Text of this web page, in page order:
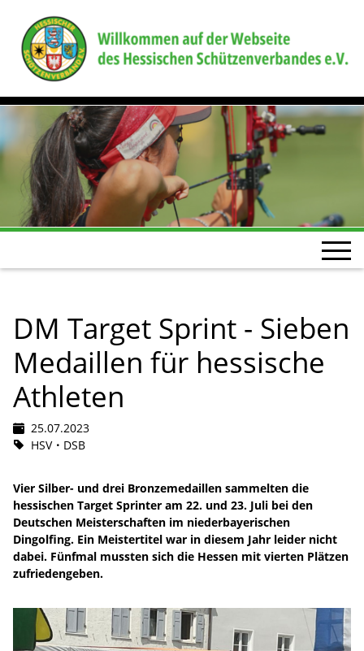
DM Target Sprint - Sieben
Medaillen für hessische
Athleten
25.07.2023
HSV
DSB
Vier Silber- und drei Bronzemedaillen sammelten die
hessischen Target Sprinter am 22. und 23. Juli bei den
Deutschen Meisterschaften im niederbayerischen
Dingolfing. Ein Meistertitel war in diesem Jahr leider nicht
dabei. Fünfmal mussten sich die Hessen mit vierten Plätzen
zufriedengeben.